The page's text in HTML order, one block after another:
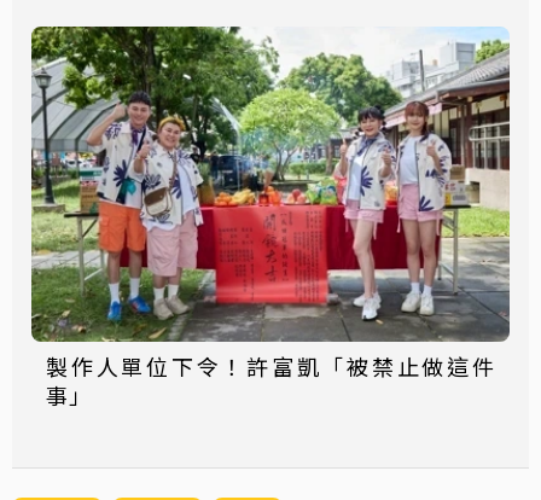
製作人單位下令！許富凱「被禁止做這件
事」